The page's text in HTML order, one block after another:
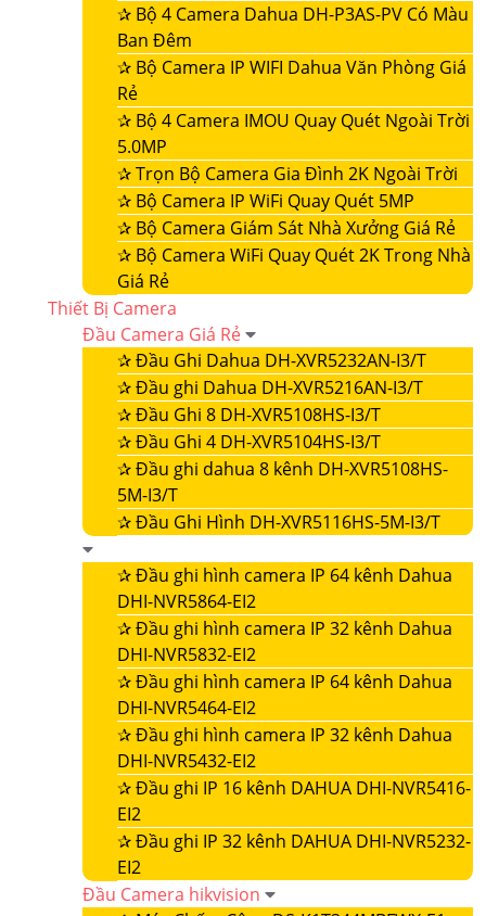
✰ Bộ 4 Camera Dahua DH-P3AS-PV Có Màu
Ban Đêm
✰ Bộ Camera IP WIFI Dahua Văn Phòng Giá
Rẻ
✰ Bộ 4 Camera IMOU Quay Quét Ngoài Trời
5.0MP
✰Trọn Bộ Camera Gia Đình 2K Ngoài Trời
✰ Bộ Camera IP WiFi Quay Quét 5MP
✰ Bộ Camera Giám Sát Nhà Xưởng Giá Rẻ
✰ Bộ Camera WiFi Quay Quét 2K Trong Nhà
Giá Rẻ
Thiết Bị Camera
Đầu Camera Giá Rẻ
✰Đầu Ghi Dahua DH-XVR5232AN-I3/T
✰Đầu ghi Dahua DH-XVR5216AN-I3/T
✰Đầu Ghi 8 DH-XVR5108HS-I3/T
✰Đầu Ghi 4 DH-XVR5104HS-I3/T
✰Đầu ghi dahua 8 kênh DH-XVR5108HS-
5M-I3/T
✰Đầu Ghi Hình DH-XVR5116HS-5M-I3/T
✰Đầu ghi hình camera IP 64 kênh Dahua
DHI-NVR5864-EI2
✰Đầu ghi hình camera IP 32 kênh Dahua
DHI-NVR5832-EI2
✰Đầu ghi hình camera IP 64 kênh Dahua
DHI-NVR5464-EI2
✰Đầu ghi hình camera IP 32 kênh Dahua
DHI-NVR5432-EI2
✰Đầu ghi IP 16 kênh DAHUA DHI-NVR5416-
EI2
✰Đầu ghi IP 32 kênh DAHUA DHI-NVR5232-
EI2
Đầu Camera hikvision